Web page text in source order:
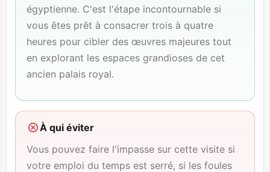
égyptienne. C'est l'étape incontournable si
vous êtes prêt à consacrer trois à quatre
heures pour cibler des œuvres majeures tout
en explorant les espaces grandioses de cet
ancien palais royal.
À qui éviter
Vous pouvez faire l'impasse sur cette visite si
votre emploi du temps est serré, si les foules